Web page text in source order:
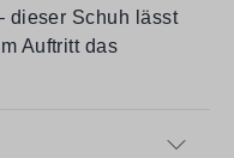
dieser Schuh lässt
Auftritt das